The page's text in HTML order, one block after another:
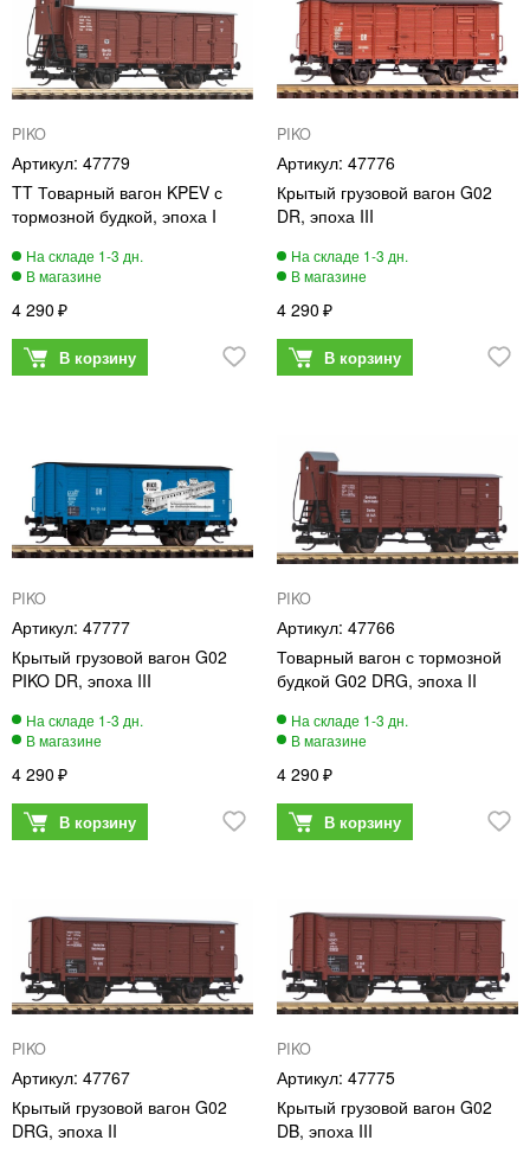
PIKO
47779
TT Товарный вагон KPEV с
тормозной будкой, эпоха I
4 290
PIKO
47776
Крытый грузовой вагон G02
DR, эпоха III
4 290
PIKO
47777
Крытый грузовой вагон G02
PIKO DR, эпоха III
4 290
PIKO
47766
Товарный вагон с тормозной
будкой G02 DRG, эпоха II
4 290
PIKO
47767
Крытый грузовой вагон G02
DRG, эпоха II
PIKO
47775
Крытый грузовой вагон G02
DB, эпоха III